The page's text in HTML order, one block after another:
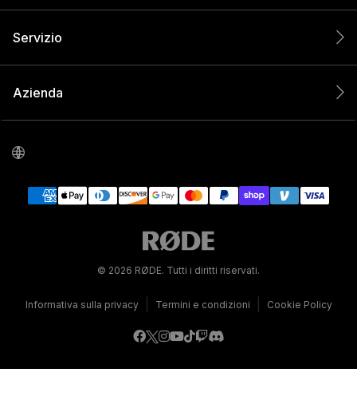
Servizio
Azienda
© 2026 RØDE. Tutti i diritti riservati.
Informativa sulla privacy Termini e condizioni Cookie Policy